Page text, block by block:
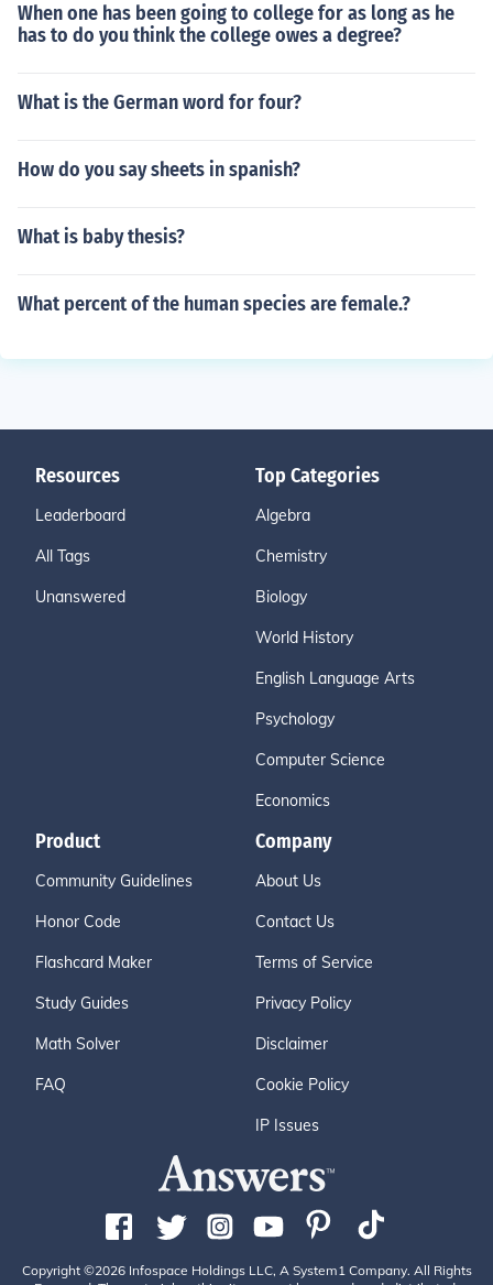
When one has been going to college for as long as he
has to do you think the college owes a degree?
What is the German word for four?
How do you say sheets in spanish?
What is baby thesis?
What percent of the human species are female.?
Resources
Leaderboard
All Tags
Unanswered
Top Categories
Algebra
Chemistry
Biology
World History
English Language Arts
Psychology
Computer Science
Economics
Product
Community Guidelines
Honor Code
Flashcard Maker
Study Guides
Math Solver
FAQ
Company
About Us
Contact Us
Terms of Service
Privacy Policy
Disclaimer
Cookie Policy
IP Issues
Copyright ©2026 Infospace Holdings LLC, A System1 Company. All Rights